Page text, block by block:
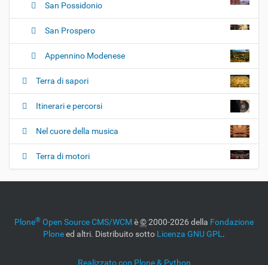
San Possidonio
San Prospero
Appennino Modenese
Terra di sapori
Itinerari e percorsi
Nel cuore della musica
Terra di motori
Plone® Open Source CMS/WCM è©2000-2026 della Fondazione
Ploneed altri. Distribuito sotto Licenza GNU GPL .
Realizzato con Plone & Python